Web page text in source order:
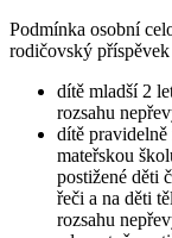
Podmínka osobní
rodičovský
dítě mladší 2
rozsahu
dítě pravidelně
mateřskou
postižené děti
řeči a na děti
rozsahu